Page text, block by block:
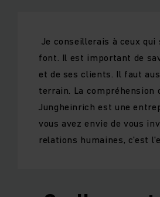
Je conseillerais à ceux
font. Il est important de
et de ses clients. Il faut
terrain. La compréhension
Jungheinrich est une
vous avez envie de vous
relations humaines, c'est